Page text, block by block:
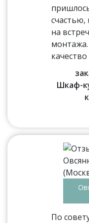
на
качество
Шкаф-
По